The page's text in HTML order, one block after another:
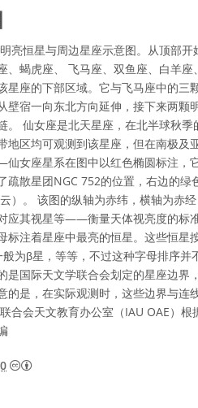
亮恒星与周边星座示意图。从顶部
、蝎虎座、 飞马座、双鱼座、白羊
星座的下部区域。它与飞马座中的三
壁宿一向东北方向延伸，接下来两颗
。 仙女座是北天星座，在北半球秋
地区均可观测到该星座，但在南极及
女座星系在图中以红色椭圆标注，
疏散星团NGC 752的位置，右边的绿
）。 该图的纵轴为赤纬，横轴为赤
应其视星等——衡量天体视亮度的标
标注着星座中最亮的恒星。这些恒星
为β星，等等，不过这种字母排序并
是国际天文学联合会划定的星座边界
的是，在实际观测时，这些边界与连
合会天文教育办公室（IAU OAE）
知识共享许可协议 署名 4.0 国际